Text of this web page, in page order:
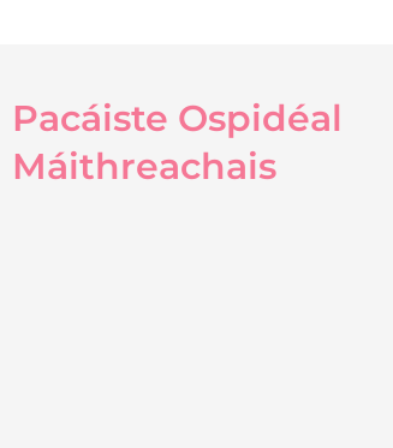
Pacáiste Ospidéal
Máithreachais